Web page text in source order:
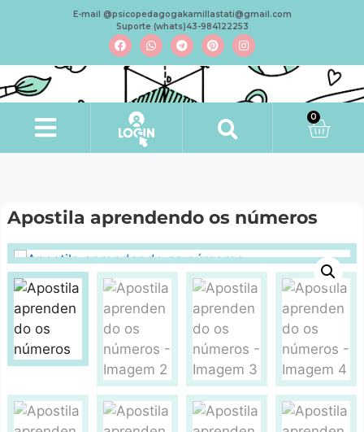
E-mail @psicopedagogakamillastati@gmail.com
Suporte (whats)43-984122253
0
Apostila aprendendo os números